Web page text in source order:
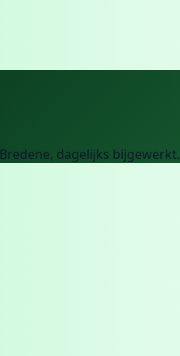
Bredene, dagelijks bijgewerkt.